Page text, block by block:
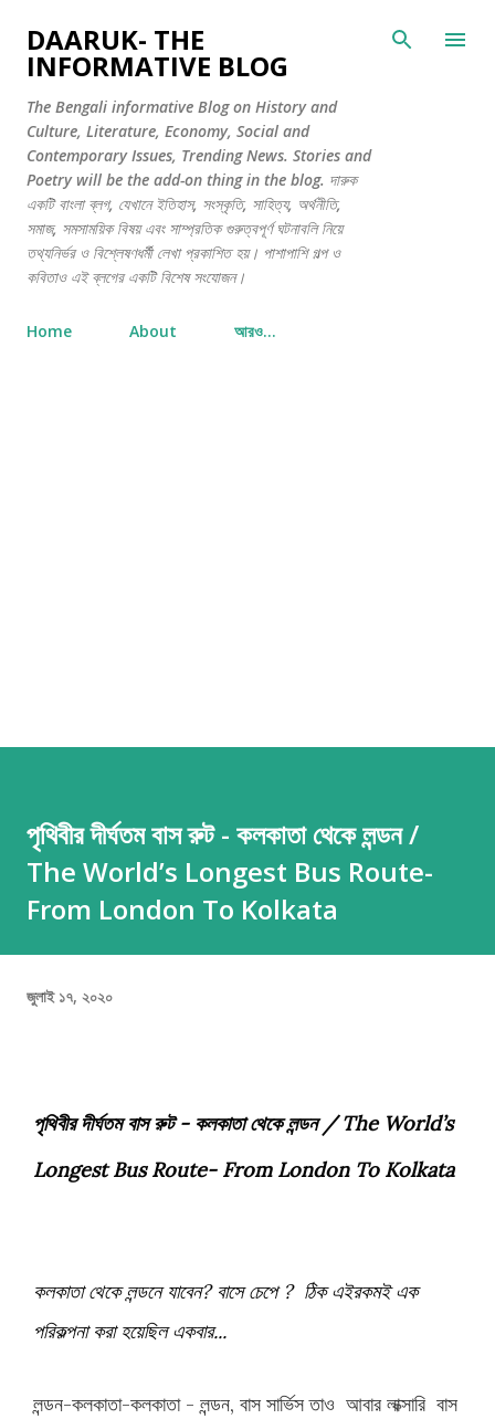
সরাসরি প্রধান সামগ্রীতে চলে যান
DAARUK- THE
INFORMATIVE BLOG
The Bengali informative Blog on History and
Culture, Literature, Economy, Social and
Contemporary Issues, Trending News. Stories and
Poetry will be the add-on thing in the blog. দারুক
একটি বাংলা ব্লগ, যেখানে ইতিহাস, সংস্কৃতি, সাহিত্য, অর্থনীতি,
সমাজ, সমসাময়িক বিষয় এবং সাম্প্রতিক গুরুত্বপূর্ণ ঘটনাবলি নিয়ে
তথ্যনির্ভর ও বিশ্লেষণধর্মী লেখা প্রকাশিত হয়। পাশাপাশি গল্প ও
কবিতাও এই ব্লগের একটি বিশেষ সংযোজন।
Home About আরও…
পৃথিবীর দীর্ঘতম বাস রুট - কলকাতা থেকে লন্ডন /
The World’s Longest Bus Route-
From London To Kolkata
জুলাই ১৭, ২০২০
পৃথিবীর দীর্ঘতম বাস রুট - কলকাতা থেকে লন্ডন / The World’s
Longest Bus Route- From London To Kolkata
কলকাতা থেকে লন্ডনে যাবেন? বাসে চেপে ?  ঠিক এইরকমই এক
পরিকল্পনা করা হয়েছিল একবার...
লন্ডন-কলকাতা-কলকাতা- লন্ডন, বাস সার্ভিস তাও আবার লাক্সারি বাস